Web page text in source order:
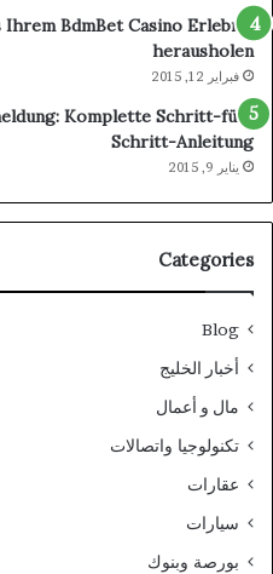
Ihrem BdmBet Casino Erlebnis
herausholen
فبراير 12, 2015
Komplette Schritt-für-
Schritt-Anleitung
يناير 9, 2015
Categories
Blog
أخبار الخليج
مال و أعمال
تكنولوجيا واتصالات
عقارات
سيارات
بورصة وبنوك